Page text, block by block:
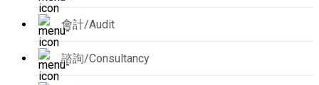
會計/Audit
諮詢/Consultancy